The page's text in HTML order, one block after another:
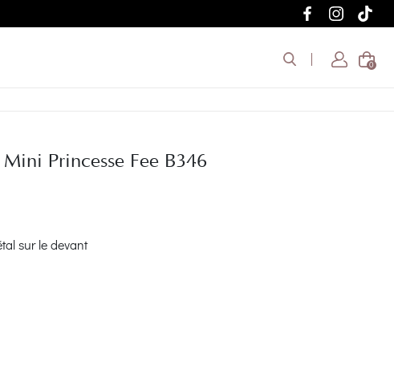
0
Princesse Fee B346
sur le devant